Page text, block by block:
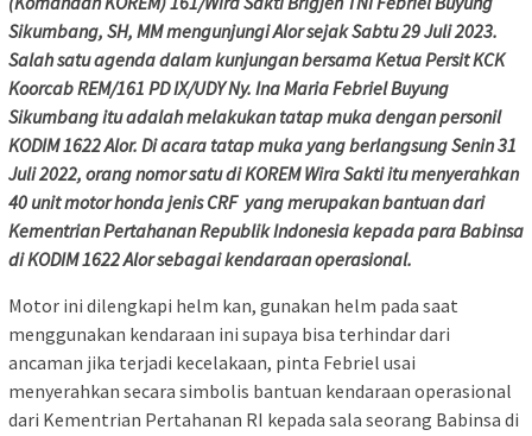
Sikumbang, SH, MM mengunjungi Alor sejak Sabtu 29 Juli 2023.
Salah satu agenda dalam kunjungan bersama Ketua Persit KCK
Koorcab REM/161 PD IX/UDY Ny. Ina Maria Febriel Buyung
Sikumbang itu adalah melakukan tatap muka dengan personil
KODIM 1622 Alor. Di acara tatap muka yang berlangsung Senin 31
Juli 2022, orang nomor satu di KOREM Wira Sakti itu menyerahkan
40 unit motor honda jenis CRF yang merupakan bantuan dari
Kementrian Pertahanan Republik Indonesia kepada para Babinsa
di KODIM 1622 Alor sebagai kendaraan operasional.
Motor ini dilengkapi helm kan, gunakan helm pada saat
menggunakan kendaraan ini supaya bisa terhindar dari
ancaman jika terjadi kecelakaan, pinta Febriel usai
menyerahkan secara simbolis bantuan kendaraan operasional
dari Kementrian Pertahanan RI kepada sala seorang Babinsa di